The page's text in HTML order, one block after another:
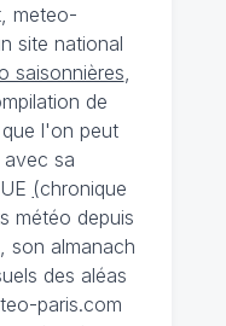
meteo-
site national
saisonnières,
de
l'on peut
sa
(chronique
météo depuis
son almanach
des aléas
paris.com